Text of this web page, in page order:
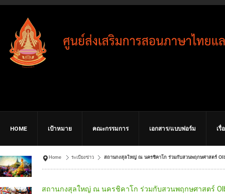
HOME เป้าหมาย คณะกรรมการ เอกสาร/แบบฟอร์ม เรื่
Home ระเบียงข่าว สถานกงสุลใหญ่ ณ นครชิคาโก ร่วมกับสวนพฤกษศาสตร์
สถานกงสุลใหญ่ ณ นครชิคาโก ร่วมกับสวนพฤกษศาสตร์